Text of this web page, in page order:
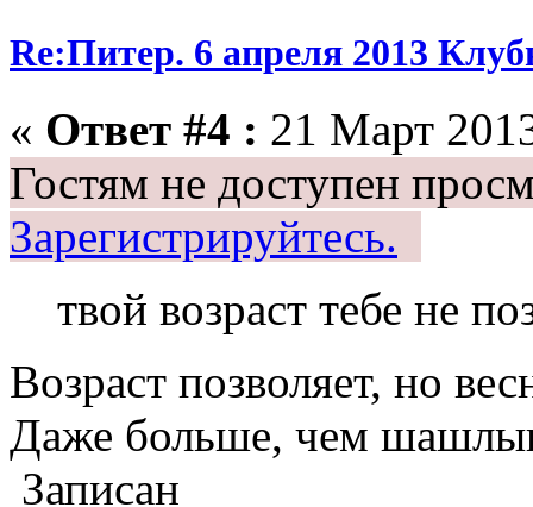
Re:Питер. 6 апреля 2013
« Ответ #4 : 21 Март
Гостям не доступен
Зарегистрируйтесь.
твой возраст тебе не
Возраст позволяет, но
Даже больше, чем
Записан